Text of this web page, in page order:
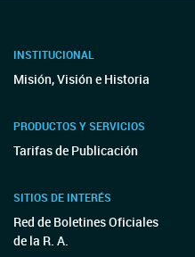
INSTITUCIONAL
Misión, Visión e Historia
PRODUCTOS Y SERVICIOS
Tarifas de Publicación
SITIOS DE INTERÉS
Red de Boletines Oficiales
de la R. A.